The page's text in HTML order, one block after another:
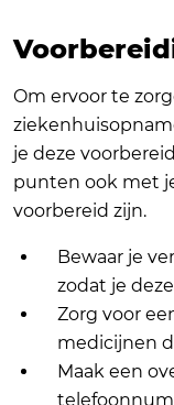
Om ervoor te
je deze
punten ook met
voorbereid zijn.
Bewaar je
zodat je
Zorg voor
medicijnen
Maak een